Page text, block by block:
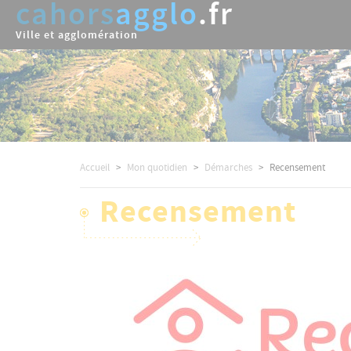
Aller
contenu
principal
cahorsagglo.fr
Ville et agglomération
Accueil Mon quotidien Démarches Recensement
Recensement